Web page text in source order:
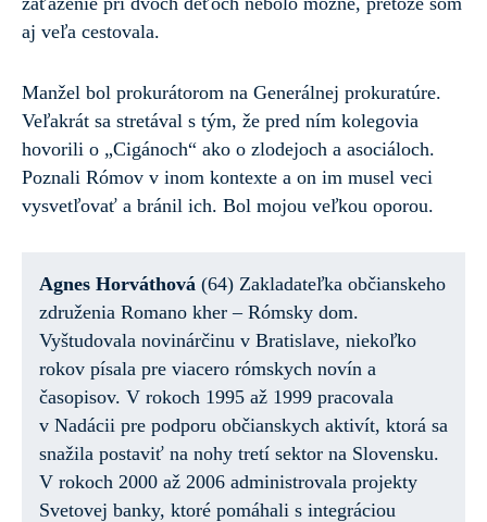
aj veľa cestovala.
Manžel bol prokurátorom na Generálnej prokuratúre.
Veľakrát sa stretával s tým, že pred ním kolegovia
hovorili o „Cigánoch“ ako o zlodejoch a asociáloch.
Poznali Rómov v inom kontexte a on im musel veci
vysvetľovať a bránil ich. Bol mojou veľkou oporou.
Agnes Horváthová (64) Zakladateľka občianskeho
združenia Romano kher – Rómsky dom.
Vyštudovala novinárčinu v Bratislave, niekoľko
rokov písala pre viacero rómskych novín a
časopisov. V rokoch 1995 až 1999 pracovala
v Nadácii pre podporu občianskych aktivít, ktorá sa
snažila postaviť na nohy tretí sektor na Slovensku.
V rokoch 2000 až 2006 administrovala projekty
Svetovej banky, ktoré pomáhali s integráciou